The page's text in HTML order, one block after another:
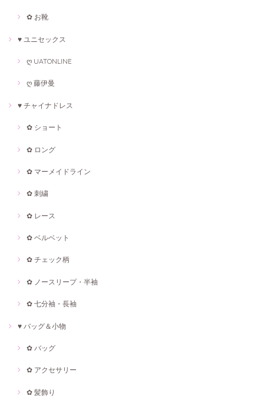
✿ お靴
♥ ユニセックス
ღ UATONLINE
ღ 藤伊曼
♥ チャイナドレス
✿ ショート
✿ ロング
✿ マーメイドライン
✿ 刺繍
✿ レース
✿ ベルベット
✿ チェック柄
✿ ノースリープ・半袖
✿ 七分袖・長袖
♥ バッグ＆小物
✿ バッグ
✿ アクセサリー
✿ 髪飾り